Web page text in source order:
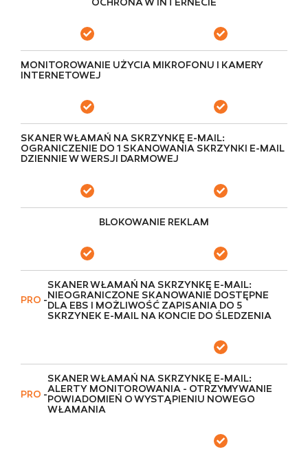
MONITOROWANIE UŻYCIA MIKROFONU I KAMERY
INTERNETOWEJ
SKANER WŁAMAŃ NA SKRZYNKĘ E-MAIL:
OGRANICZENIE DO 1 SKANOWANIA SKRZYNKI E-MAIL
DZIENNIE W WERSJI DARMOWEJ
BLOKOWANIE REKLAM
PRO -
SKANER WŁAMAŃ NA SKRZYNKĘ E-MAIL:
NIEOGRANICZONE SKANOWANIE DOSTĘPNE
DLA EBS I MOŻLIWOŚĆ ZAPISANIA DO 5
SKRZYNEK E-MAIL NA KONCIE DO ŚLEDZENIA
PRO -
SKANER WŁAMAŃ NA SKRZYNKĘ E-MAIL:
ALERTY MONITOROWANIA - OTRZYMYWANIE
POWIADOMIEŃ O WYSTĄPIENIU NOWEGO
WŁAMANIA